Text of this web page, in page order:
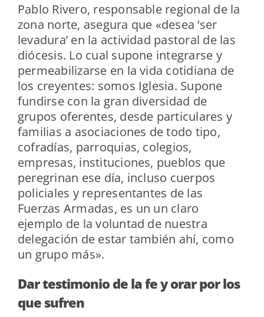
Pablo Rivero, responsable regional de la
zona norte, asegura que «desea ‘ser
levadura’ en la actividad pastoral de las
diócesis. Lo cual supone integrarse y
permeabilizarse en la vida cotidiana de
los creyentes: somos Iglesia. Supone
fundirse con la gran diversidad de
grupos oferentes, desde particulares y
familias a asociaciones de todo tipo,
cofradías, parroquias, colegios,
empresas, instituciones, pueblos que
peregrinan ese día, incluso cuerpos
policiales y representantes de las
Fuerzas Armadas, es un un claro
ejemplo de la voluntad de nuestra
delegación de estar también ahí, como
un grupo más».
Dar testimonio de la fe y orar por los
que sufren